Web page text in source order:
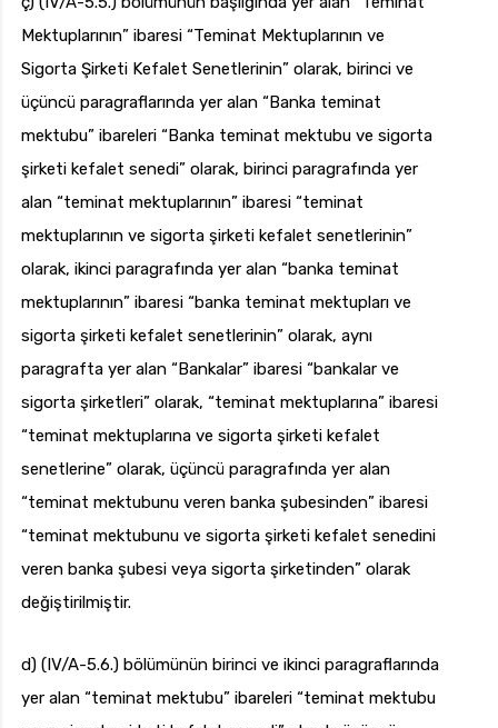
Mektuplarının” ibaresi “Teminat Mektuplarının ve
Sigorta Şirketi Kefalet Senetlerinin” olarak, birinci ve
üçüncü paragraflarında yer alan “Banka teminat
mektubu” ibareleri “Banka teminat mektubu ve sigorta
şirketi kefalet senedi” olarak, birinci paragrafında yer
alan “teminat mektuplarının” ibaresi “teminat
mektuplarının ve sigorta şirketi kefalet senetlerinin”
olarak, ikinci paragrafında yer alan “banka teminat
mektuplarının” ibaresi “banka teminat mektupları ve
sigorta şirketi kefalet senetlerinin” olarak, aynı
paragrafta yer alan “Bankalar” ibaresi “bankalar ve
sigorta şirketleri” olarak, “teminat mektuplarına” ibaresi
“teminat mektuplarına ve sigorta şirketi kefalet
senetlerine” olarak, üçüncü paragrafında yer alan
“teminat mektubunu veren banka şubesinden” ibaresi
“teminat mektubunu ve sigorta şirketi kefalet senedini
veren banka şubesi veya sigorta şirketinden” olarak
değiştirilmiştir.
d) (IV/A-5.6.) bölümünün birinci ve ikinci paragraflarında
yer alan “teminat mektubu” ibareleri “teminat mektubu